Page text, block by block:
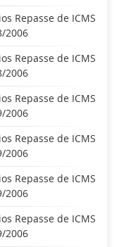
Repasse de ICMS
2006
Repasse de ICMS
2006
Repasse de ICMS
2006
Repasse de ICMS
2006
Repasse de ICMS
2006
Repasse de ICMS
2006